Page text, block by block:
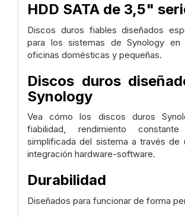
HDD SATA de 3,5"
Discos duros fiables diseñados
para los sistemas de Synology en
oficinas domésticas y pequeñas.
Discos duros
Synology
Vea cómo los discos duros
fiabilidad, rendimiento
simplificada del sistema a través de
integración hardware-software.
Durabilidad
Diseñados para funcionar de forma